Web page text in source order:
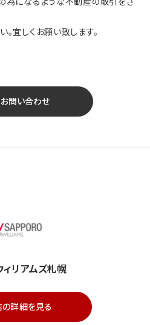
為になるような不動産の取引をさ
宜しくお願い致します。
お問い合わせ
ィリアムズ札幌
詳細を見る